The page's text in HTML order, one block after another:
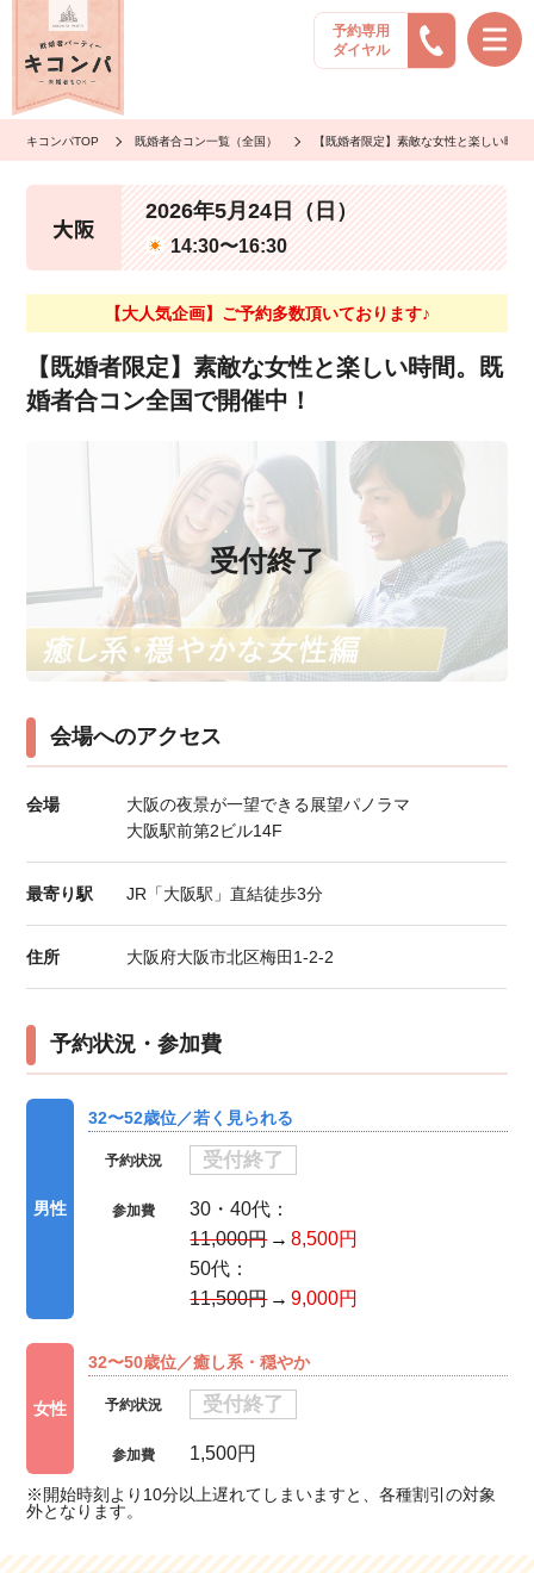
予約専用
ダイヤル
キコンパTOP 既婚者合コン一覧（全国） 【既婚者限定】素敵な女性と楽しい時
大阪
2026年5月24日（日）
14:30〜16:30
【大人気企画】ご予約多数頂いております♪
【既婚者限定】素敵な女性と楽しい時間。既
婚者合コン全国で開催中！
受付終了
会場へのアクセス
会場
大阪の夜景が一望できる展望パノラマ
大阪駅前第2ビル14F
最寄り駅 JR「大阪駅」直結徒歩3分
住所 大阪府大阪市北区梅田1-2-2
予約状況・参加費
男性
32〜52歳位／若く見られる
予約状況 受付終了
参加費
30・40代：
11,000円
8,500円
50代：
11,500円
9,000円
女性
32〜50歳位／癒し系・穏やか
予約状況 受付終了
参加費 1,500円
※開始時刻より10分以上遅れてしまいますと、各種割引の対象
外となります。